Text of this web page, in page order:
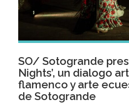
SO/ Sotogrande
Nights’, un dialogo
flamenco y arte
de Sotogrande